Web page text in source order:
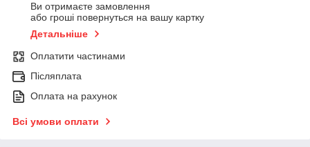
Ви отримаєте замовлення
або гроші повернуться на вашу картку
Детальніше
Оплатити частинами
Післяплата
Оплата на рахунок
Всі умови оплати